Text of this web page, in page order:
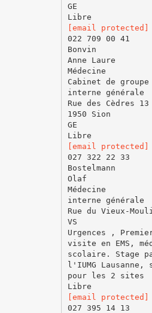
GE
[email protected]
022 709 00 41
Bonvin
Anne Laure
Médecine
Cabinet de groupe
interne générale
Rue des Cèdres 13
1950 Sion
GE
[email protected]
027 322 22 33
Bostelmann
Olaf
Médecine
interne générale
Rue du Vieux-
VS
Urgences ,
visite en EMS,
scolaire. Stage
l'IUMG
pour les 2 sites
[email protected]
027 395 14 13